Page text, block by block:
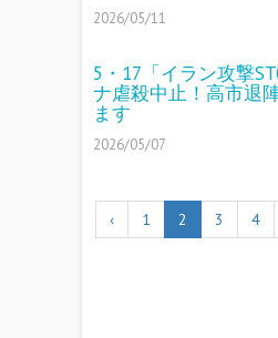
2026/05/11
5・17「イラン攻撃
ナ虐殺中止！高市退
ます
2026/05/07
‹ 1 2 3 4